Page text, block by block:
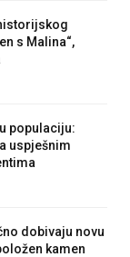
s Malina“,
populaciju:
uspješnim
dobivaju novu
kamen